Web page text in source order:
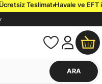
Teslimat.Havale ve EFT
ARA